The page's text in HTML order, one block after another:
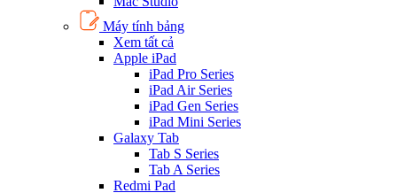
Máy tính bảng
Xem tất cả
Apple iPad
iPad Pro Series
iPad Air Series
iPad Gen Series
iPad Mini Series
Galaxy Tab
Tab S Series
Tab A Series
Redmi Pad